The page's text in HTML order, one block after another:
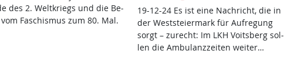
des 2. Welt­kriegs und die Be­
Fa­schis­mus zum 80. Mal.
19-12-24 Es ist ei­ne Nach­richt, die in
der West­s­tei­er­mark für Auf­re­gung
sorgt – zu­recht: Im LKH Voits­berg sol­
len die Am­bu­lanz­zei­ten wei­ter…